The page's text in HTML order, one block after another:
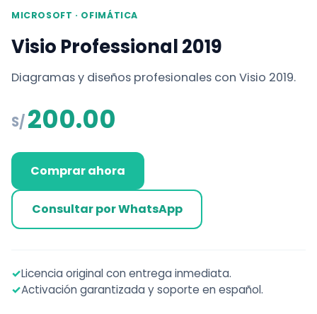
MICROSOFT · OFIMÁTICA
Visio Professional 2019
Diagramas y diseños profesionales con Visio 2019.
S/ 200.00
Comprar ahora
Consultar por WhatsApp
✓Licencia original con entrega inmediata.
✓Activación garantizada y soporte en español.